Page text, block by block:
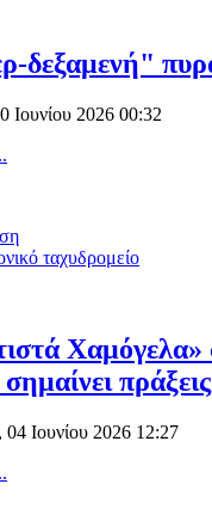
δεξαμενή"
Ιουνίου 2026 00:32
ταχυδρομείο
Χαμόγελα»
πράξεις
Ιουνίου 2026 12:27